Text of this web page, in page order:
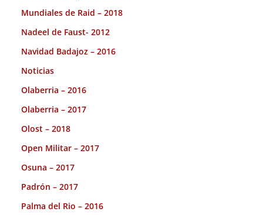
Mundiales de Raid – 2018
Nadeel de Faust- 2012
Navidad Badajoz – 2016
Noticias
Olaberria – 2016
Olaberria – 2017
Olost – 2018
Open Militar – 2017
Osuna – 2017
Padrón – 2017
Palma del Rio – 2016